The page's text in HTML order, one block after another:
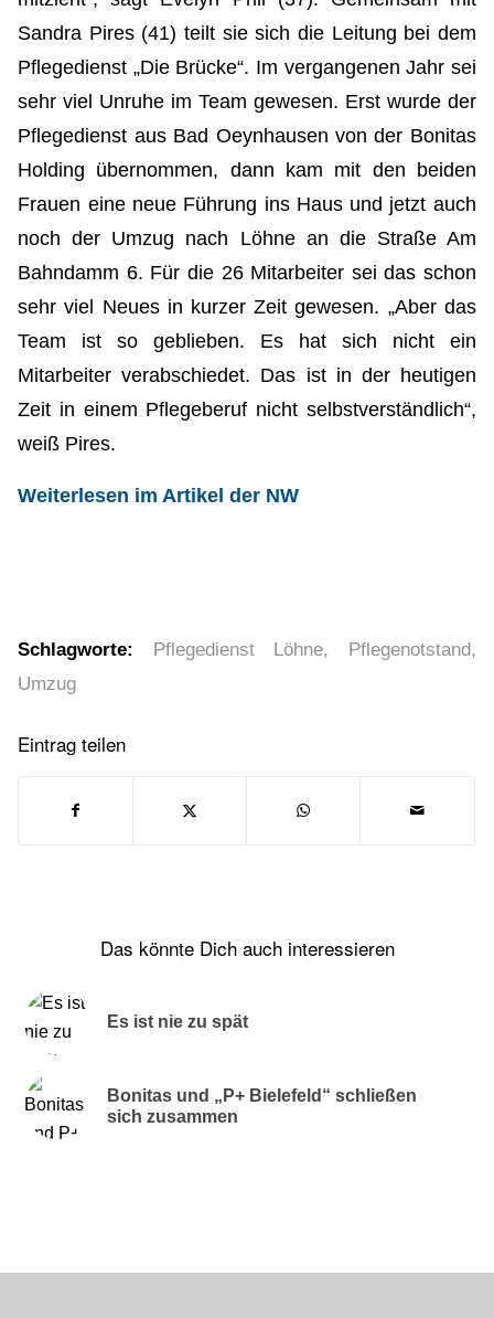
Sandra Pires (41) teilt sie sich die Leitung bei dem
Pflegedienst „Die Brücke“. Im vergangenen Jahr sei
sehr viel Unruhe im Team gewesen. Erst wurde der
Pflegedienst aus Bad Oeynhausen von der Bonitas
Holding übernommen, dann kam mit den beiden
Frauen eine neue Führung ins Haus und jetzt auch
noch der Umzug nach Löhne an die Straße Am
Bahndamm 6. Für die 26 Mitarbeiter sei das schon
sehr viel Neues in kurzer Zeit gewesen. „Aber das
Team ist so geblieben. Es hat sich nicht ein
Mitarbeiter verabschiedet. Das ist in der heutigen
Zeit in einem Pflegeberuf nicht selbstverständlich“,
weiß Pires.
Weiterlesen im Artikel der NW
Schlagworte: Pflegedienst Löhne, Pflegenotstand,
Umzug
Eintrag teilen
Das könnte Dich auch interessieren
Es ist nie zu spät
Bonitas und „P+ Bielefeld“ schließen
sich zusammen